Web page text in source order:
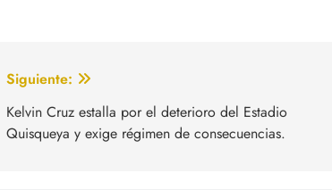
Siguiente:
Kelvin Cruz estalla por el deterioro del Estadio
Quisqueya y exige régimen de consecuencias.